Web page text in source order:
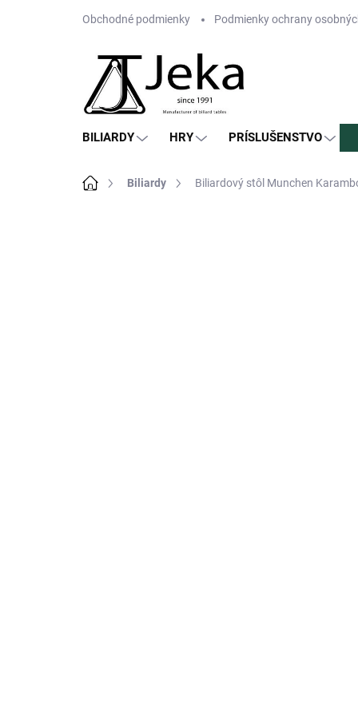
Obchodné podmienky Podmienky ochrany
BILIARDY HRY PRÍSLUŠENSTVO
DomovBiliardy Biliardový stôl Munchen